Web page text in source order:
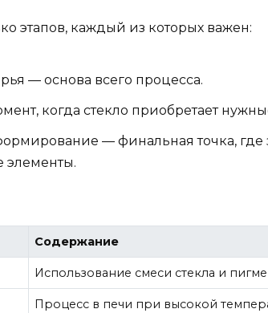
этапов, каждый из которых важен:
— основа всего процесса.
когда стекло приобретает
— финальная точка, где
элементы.
Содержание
Использование смеси стекла и
Процесс в печи при высокой